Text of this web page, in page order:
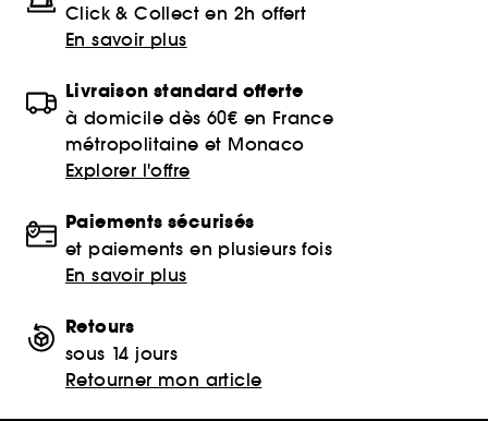
Click & Collect en 2h offert
En savoir plus
Livraison standard offerte
à domicile dès 60€ en France
métropolitaine et Monaco
Explorer l'offre
Paiements sécurisés
et paiements en plusieurs fois
En savoir plus
Retours
sous 14 jours
Retourner mon article